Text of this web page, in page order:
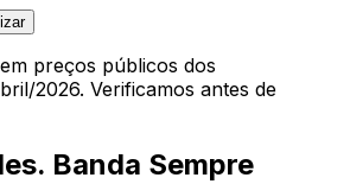
preços públicos dos
2026. Verificamos antes de
Banda Sempre